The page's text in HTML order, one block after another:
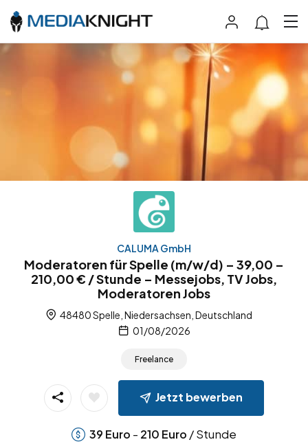
CALUMA GmbH
Moderatoren für Spelle (m/w/d) – 39,00 –
210,00 € / Stunde – Messejobs, TV Jobs,
Moderatoren Jobs
48480 Spelle, Niedersachsen, Deutschland
01/08/2026
Freelance
Jetzt bewerben
39 Euro - 210 Euro / Stunde